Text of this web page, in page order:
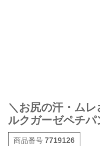
＼お尻の汗・ム
ルクガーゼペチ
商品番号 7719126